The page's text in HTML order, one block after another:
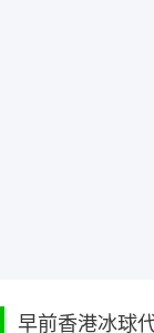
早前香港冰球